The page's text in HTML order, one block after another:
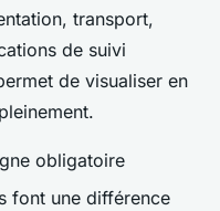
transport,
de suivi
de visualiser en
obligatoire
font une différence